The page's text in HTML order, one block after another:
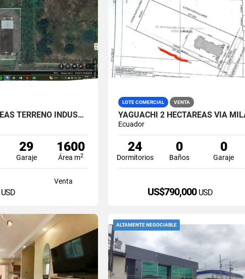
YAGUACHI 2 HECTÁREAS TERRENO INDUSTRIAL EN VENTA | VIA MILAGRO KM 26
29
Garaje
1600
Área m2
Venta
USD
LOTE COMERCIAL VENTA
Ecuador
24
Dormitorios
0
Baños
0
Garaje
US$790,000 USD
ALTAMENTE NEGOCIABLE